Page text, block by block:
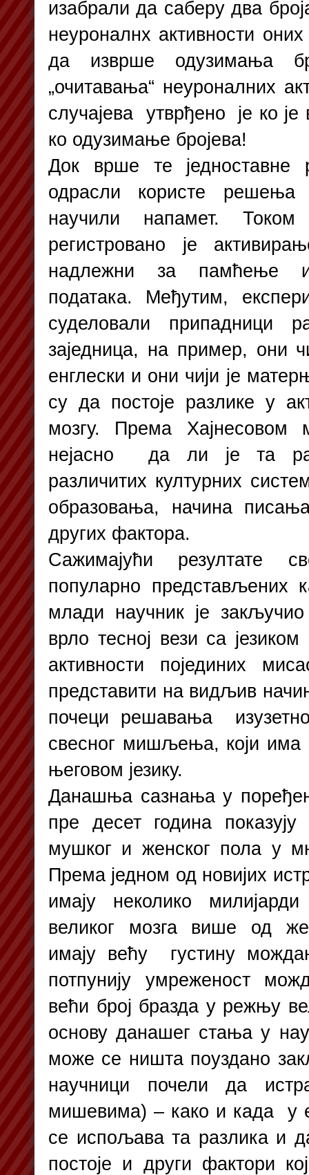
изабрали да саберу два
неуроналнх активности
да изврше одузимања
„очитавања“ неуроналних
случајева утврђено је ко
ко одузимање бројева!
Док врше те једноставне
одрасли користе решења
научили напамет. Током
регистровано је
надлежни за памћење и
података. Међутим,
суделовали припадници
заједница, на пример, они
енглески и они чији је
су да постоје разлике у
мозгу. Према
нејасно да ли је та
различитих културних
образовања, начина
других фактора.
Сажимајући резултате
популарно представљених
млади научник је
врло тесној вези са
активности појединих
представити на видљив
почеци решавања
свесног мишљења, који има
његовом језику.
Данашња сазнања у
пре десет година
мушког и женског пола у
Према једном од новијих
имају неколико
великог мозга више од
имају већу густину
потпунију умреженост
већи број бразда у режњу
основу данашег стања у
може се ништа поуздано
научници почели да
мишевима) – како и када у
се испољава та разлика и
постоје и други фактори